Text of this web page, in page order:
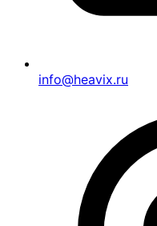
info@heavix.ru